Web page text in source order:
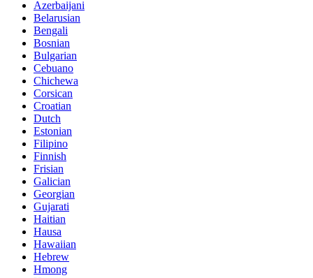
Azerbaijani
Belarusian
Bengali
Bosnian
Bulgarian
Cebuano
Chichewa
Corsican
Croatian
Dutch
Estonian
Filipino
Finnish
Frisian
Galician
Georgian
Gujarati
Haitian
Hausa
Hawaiian
Hebrew
Hmong